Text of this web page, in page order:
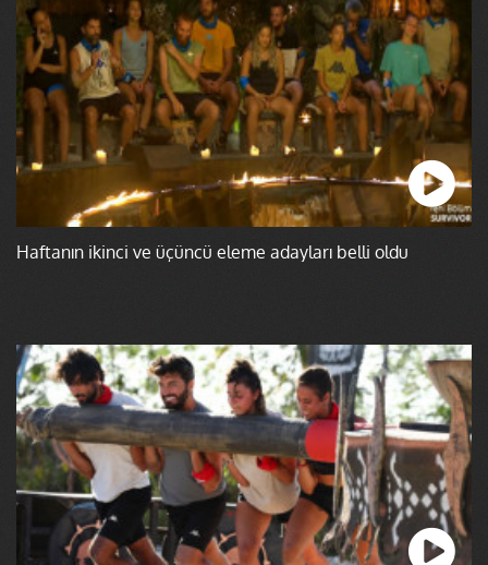
Haftanın ikinci ve üçüncü eleme adayları belli oldu